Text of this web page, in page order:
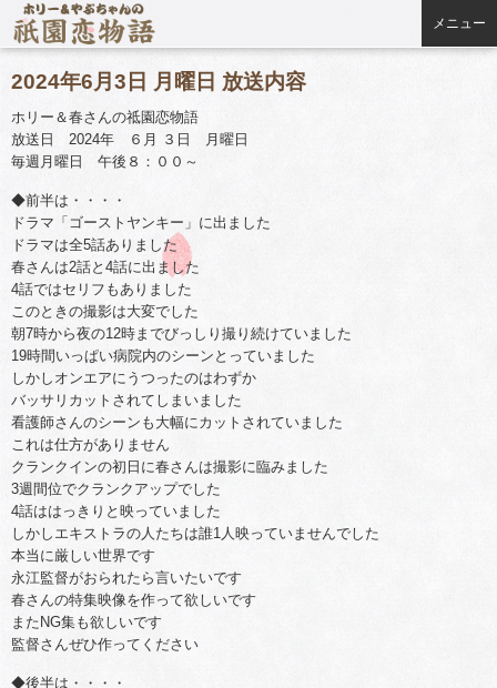
メニュー
2024年6月3日 月曜日 放送内容
ホリー＆春さんの祗園恋物語
放送日 2024年 ６月 ３日 月曜日
毎週月曜日 午後８：００～
◆前半は・・・・
ドラマ「ゴーストヤンキー」に出ました
ドラマは全5話ありました
春さんは2話と4話に出ました
4話ではセリフもありました
このときの撮影は大変でした
朝7時から夜の12時までびっしり撮り続けていました
19時間いっぱい病院内のシーンとっていました
しかしオンエアにうつったのはわずか
バッサリカットされてしまいました
看護師さんのシーンも大幅にカットされていました
これは仕方がありません
クランクインの初日に春さんは撮影に臨みました
3週間位でクランクアップでした
4話ははっきりと映っていました
しかしエキストラの人たちは誰1人映っていませんでした
本当に厳しい世界です
永江監督がおられたら言いたいです
春さんの特集映像を作って欲しいです
またNG集も欲しいです
監督さんぜひ作ってください
◆後半は・・・・